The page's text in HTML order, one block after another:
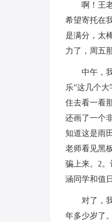
啊！王
希望寄托在
是满分，太
力了，周五
中午，
乐”这几个
住去看一看
还画了一个
知道这是雨
老师看见黑
骗上来。2
涵同学和值
对了，
年多少岁了。